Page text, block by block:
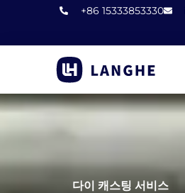
츠
건
너
뛰
+86 15333853330
다이 캐스팅 서비스